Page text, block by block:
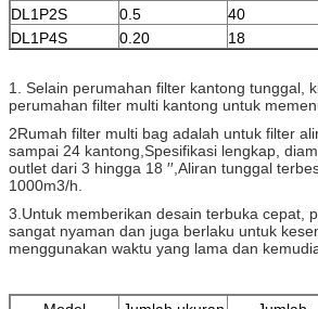
DL1P2S
0.5 40
DL1P4S
0.20 18
1. Selain perumahan filter kantong tunggal,
perumahan filter multi kantong untuk
2Rumah filter multi bag adalah untuk filter
sampai 24 kantong, Spesifikasi lengkap,
outlet dari 3 hingga 18 ′′, Aliran tunggal
1000m3/h.
3. Untuk memberikan desain terbuka cepat,
sangat nyaman dan juga berlaku untuk
menggunakan waktu yang lama dan